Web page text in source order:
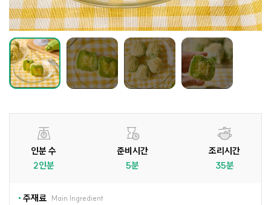
인분 수
2인분
준비시간
5분
조리시간
35분
주재료 Main Ingredient